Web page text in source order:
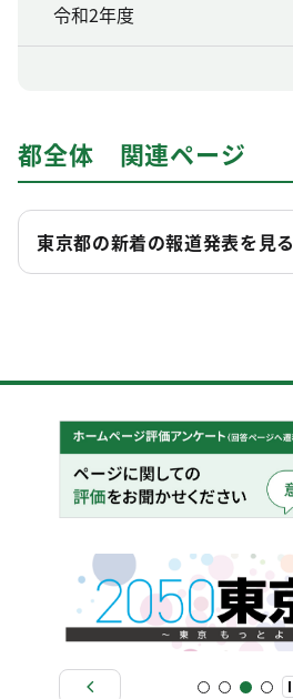
令和2年度
都全体 関連ページ
東京都の新着の報道発表を見る